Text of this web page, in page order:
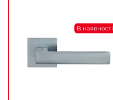
В наявності